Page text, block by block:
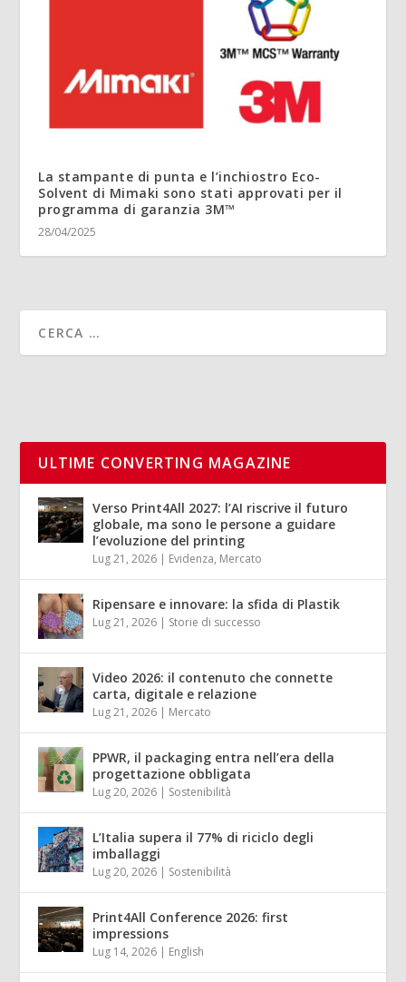
La stampante di punta e l’inchiostro Eco-
Solvent di Mimaki sono stati approvati per il
programma di garanzia 3M™
28/04/2025
ULTIME CONVERTING MAGAZINE
Verso Print4All 2027: l’AI riscrive il futuro
globale, ma sono le persone a guidare
l’evoluzione del printing
Lug 21, 2026 | Evidenza, Mercato
Ripensare e innovare: la sfida di Plastik
Lug 21, 2026 | Storie di successo
Video 2026: il contenuto che connette
carta, digitale e relazione
Lug 21, 2026 | Mercato
PPWR, il packaging entra nell’era della
progettazione obbligata
Lug 20, 2026 | Sostenibilità
L’Italia supera il 77% di riciclo degli
imballaggi
Lug 20, 2026 | Sostenibilità
Print4All Conference 2026: first
impressions
Lug 14, 2026 | English